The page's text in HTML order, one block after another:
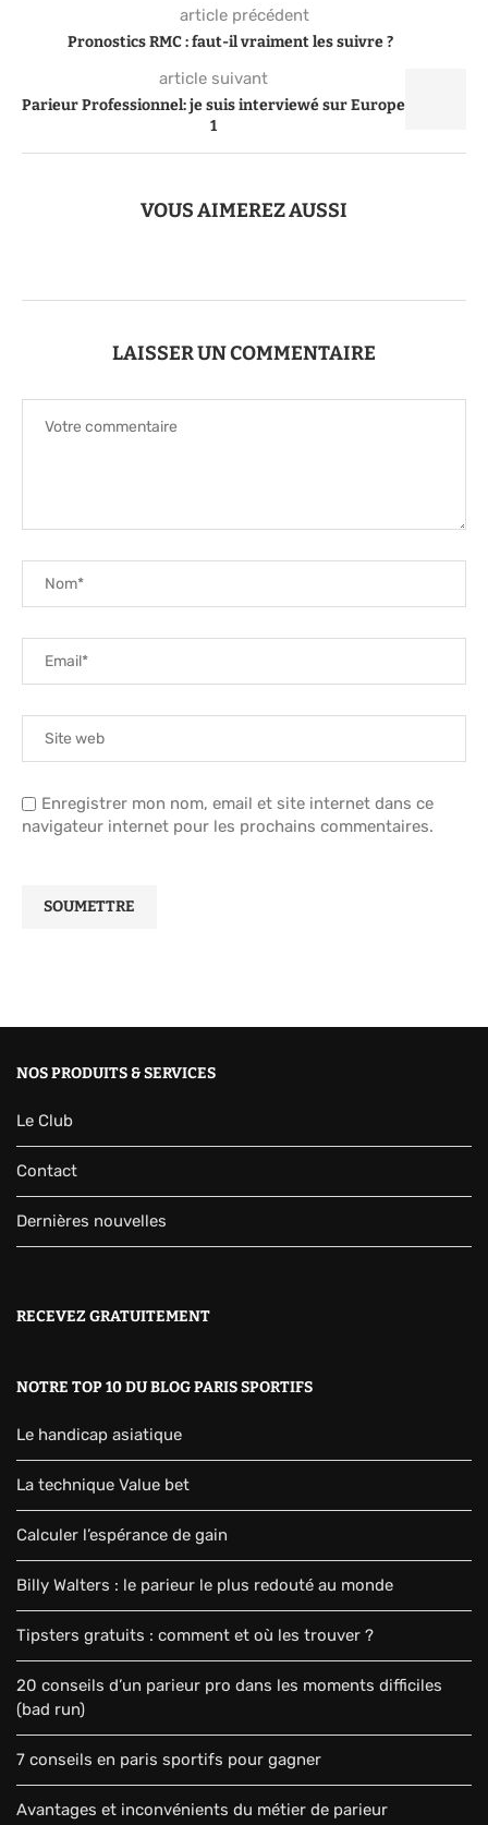
article précédent
Pronostics RMC : faut-il vraiment les suivre ?
article suivant
Parieur Professionnel: je suis interviewé sur Europe
1
VOUS AIMEREZ AUSSI
LAISSER UN COMMENTAIRE
Enregistrer mon nom, email et site internet dans ce
navigateur internet pour les prochains commentaires.
NOS PRODUITS & SERVICES
Le Club
Contact
Dernières nouvelles
RECEVEZ GRATUITEMENT
NOTRE TOP 10 DU BLOG PARIS SPORTIFS
Le handicap asiatique
La technique Value bet
Calculer l’espérance de gain
Billy Walters : le parieur le plus redouté au monde
Tipsters gratuits : comment et où les trouver ?
20 conseils d’un parieur pro dans les moments difficiles
(bad run)
7 conseils en paris sportifs pour gagner
Avantages et inconvénients du métier de parieur